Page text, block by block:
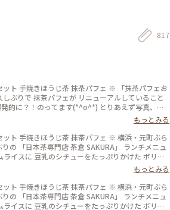
817
りで 抹茶パフェが リニューアルしていること
的に？！のってます(*^o^*) とりあえず写真、写
もわたあめの中からは 私の知ってるおいしい抹茶
になりすぎました…(o^^o) 楽しいランチタイムで
した〜☆ #私のことりっぷ旅 #Myことりっぷ #パフェ #抹茶 #日本茶 #ランチ #カフェ ##元町 #横浜
もっとみる
ト 手焼きほうじ茶 抹茶パフェ ※ 横浜・元町ぶら
の 「日本茶専門店 茶倉 SAKURA」 ランチメニュ
イスに 豆乳のシチューをたっぷりかけた ボリュ
飯☆ 豆乳シチューとたまごが一体に とろり〜☆
追加できたので またまたお久しぶりの 茶倉の抹
もっとみる
ト 手焼きほうじ茶 抹茶パフェ ※ 横浜・元町ぶら
の 「日本茶専門店 茶倉 SAKURA」 ランチメニュ
イスに 豆乳のシチューをたっぷりかけた ボリュ